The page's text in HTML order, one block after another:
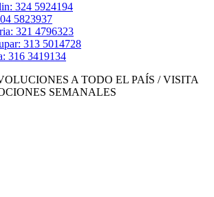
324 5924194
5823937
321 4796323
313 5014728
316 3419134
A TODO EL PAÍS / VISITA
SEMANALES